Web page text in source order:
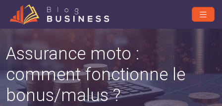
Assurance moto :
comment fonctionne le
bonus/malus ?